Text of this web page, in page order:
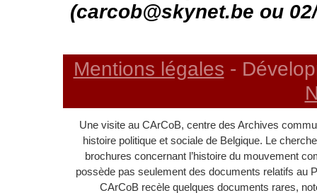
(carcob@skynet.be ou
Mentions légales -
Une visite au CArCoB, centre des Archives
histoire politique et sociale de Belgique. Le
brochures concernant l’histoire du mouvement
possède pas seulement des documents relatifs au
CArCoB recèle quelques documents rares,